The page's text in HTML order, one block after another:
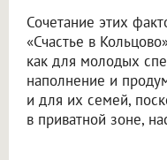
Сочетание этих
«Счастье в
как для молодых
наполнение и
и для их семей,
в приватной зоне,